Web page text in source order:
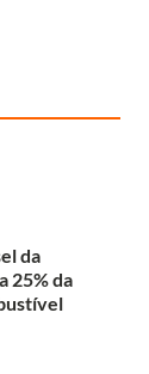
da
25% da